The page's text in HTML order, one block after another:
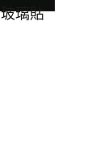
璃貼